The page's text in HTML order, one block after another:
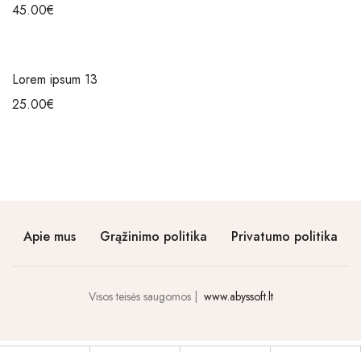
45.00€
Lorem ipsum 13
25.00€
Apie mus Grąžinimo politika Privatumo politika
Visos teisės saugomos | www.abyssoft.lt